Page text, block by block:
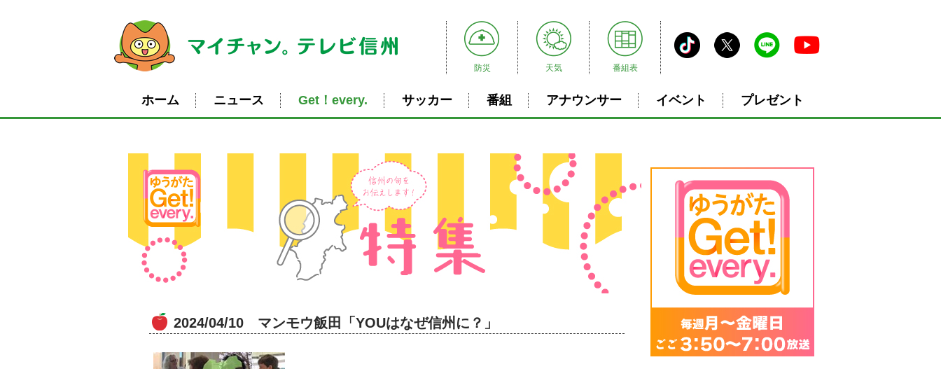
防災 天気 番組表
ホーム ニュース Get！every. サッカー 番組 アナウンサー イベント プレゼント
2024/04/10 マンモウ飯田「YOUはなぜ信州に？」